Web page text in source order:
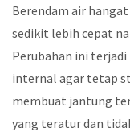
Berendam air
sedikit lebih cepat
Perubahan ini terjadi
internal agar tetap
membuat jantung
yang teratur dan